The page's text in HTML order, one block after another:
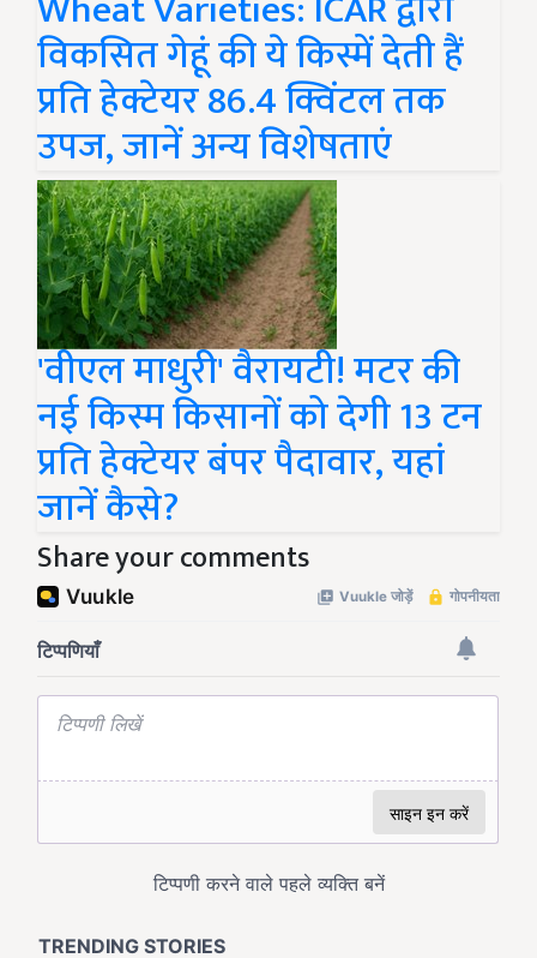
विकसित गेहूं की ये किस्में देती हैं
प्रति हेक्टेयर 86.4 क्विंटल तक
उपज, जानें अन्य विशेषताएं
'वीएल माधुरी' वैरायटी! मटर की
नई किस्म किसानों को देगी 13 टन
प्रति हेक्टेयर बंपर पैदावार, यहां
जानें कैसे?
Share your comments